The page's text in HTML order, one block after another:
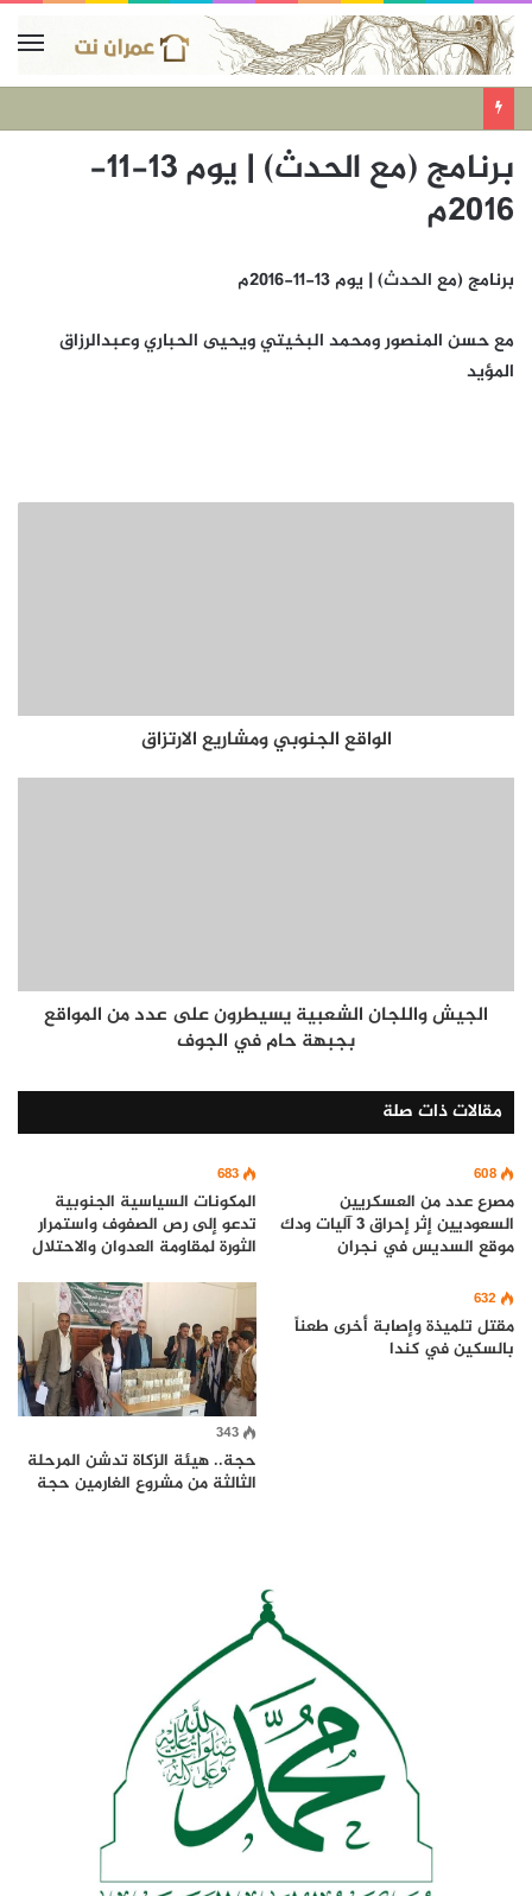
برنامج (مع الحدث) | يوم 13-11-
2016م
برنامج (مع الحدث) | يوم 13-11-2016م
مع حسن المنصور ومحمد البخيتي ويحيى الحباري وعبدالرزاق
المؤيد
الواقع الجنوبي ومشاريع الارتزاق
الجيش واللجان الشعبية يسيطرون على عدد من المواقع
بجبهة حام في الجوف
مقالات ذات صلة
608
مصرع عدد من العسكريين
السعوديين إثر إحراق 3 آليات ودك
موقع السديس في نجران
683
المكونات السياسية الجنوبية
تدعو إلى رص الصفوف واستمرار
الثورة لمقاومة العدوان والاحتلال
632
مقتل تلميذة وإصابة أخرى طعناً
بالسكين في كندا
343
حجة.. هيئة الزكاة تدشن المرحلة
الثالثة من مشروع الغارمين حجة